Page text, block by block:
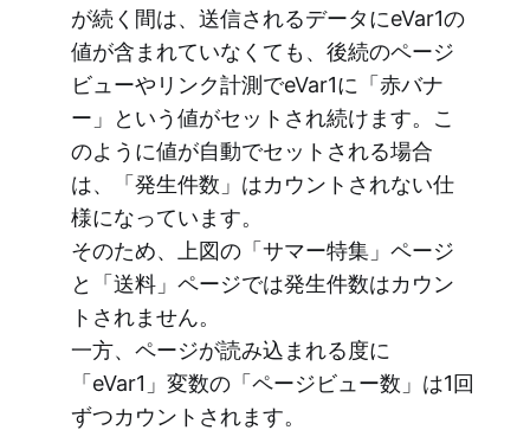
が続く間は、送信されるデータにeVar1の
値が含まれていなくても、後続のページ
ビューやリンク計測でeVar1に「赤バナ
ー」という値がセットされ続けます。こ
のように値が自動でセットされる場合
は、「発生件数」はカウントされない仕
様になっています。
そのため、上図の「サマー特集」ページ
と「送料」ページでは発生件数はカウン
トされません。
一方、ページが読み込まれる度に
「eVar1」変数の「ページビュー数」は1回
ずつカウントされます。